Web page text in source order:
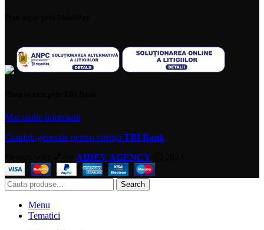
Mai multe informatii
Condiții generale pentru clienții TBI Bank
AIDEV AGENCY
Search
Menu
Tematici